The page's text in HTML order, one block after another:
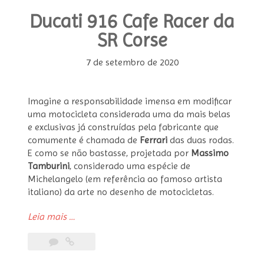
Ducati 916 Cafe Racer da
SR Corse
7 de setembro de 2020
Imagine a responsabilidade imensa em modificar
uma motocicleta considerada uma da mais belas
e exclusivas já construídas pela fabricante que
comumente é chamada de Ferrari das duas rodas.
E como se não bastasse, projetada por Massimo
Tamburini, considerado uma espécie de
Michelangelo (em referência ao famoso artista
italiano) da arte no desenho de motocicletas.
Leia mais
Cafe
…